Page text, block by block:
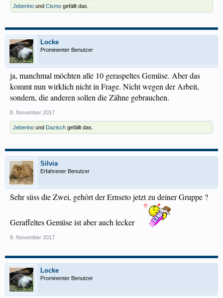
Jeberino und Cismo gefällt das.
Locke
Prominenter Benutzer
ja, manchmal möchten alle 10 geraspeltes Gemüse. Aber das
kommt nun wirklich nicht in Frage. Nicht wegen der Arbeit,
sondern, die anderen sollen die Zähne gebrauchen.
8. November 2017
Jeberino und Dazisch gefällt das.
Silvia
Erfahrener Benutzer
Sehr süss die Zwei, gehört der Ernseto jetzt zu deiner Gruppe ?
Geraffeltes Gemüse ist aber auch lecker
8. November 2017
Locke
Prominenter Benutzer